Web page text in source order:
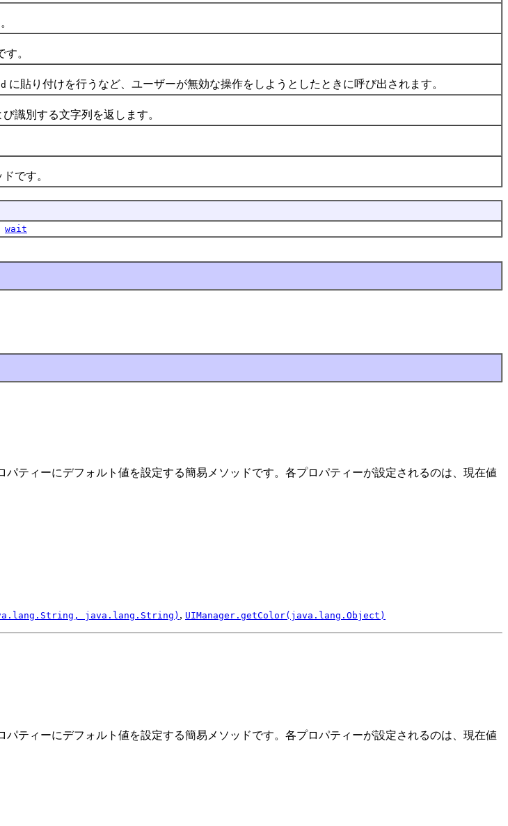
。
に貼り付けを行うなど、ユーザーが無効な操作をしようとしたときに呼び出されます。
別する文字列を返します。
です。
wait
ティーにデフォルト値を設定する簡易メソッドです。各プロパティーが設定されるのは、現在値
java.lang.String) , UIManager.getColor(java.lang.Object)
ティーにデフォルト値を設定する簡易メソッドです。各プロパティーが設定されるのは、現在値